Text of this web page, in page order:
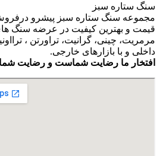
سنگ ستاره سبز
مجموعه سنگ ستاره سبز پیشرو
قیمت و بهترین کیفیت در عرضه سنگ
مرمریت، چینی، گرانیت، تراورتن ،
داخلی و با بازارهای خارجی.
افتخار ما رضایت شماست و رضایت